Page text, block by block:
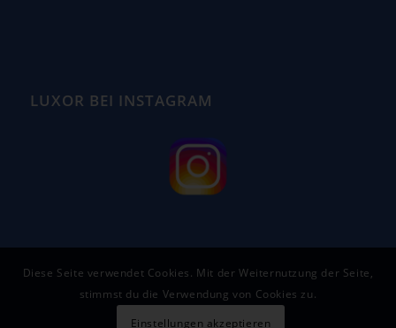
LUXOR BEI INSTAGRAM
Diese Seite verwendet Cookies. Mit der Weiternutzung der Seite,
stimmst du die Verwendung von Cookies zu.
Einstellungen akzeptieren